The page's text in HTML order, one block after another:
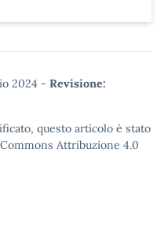
2024 - Revisione:
questo articolo è stato
Attribuzione 4.0